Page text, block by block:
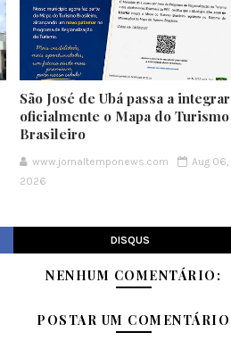
São José de Ubá passa a integrar
oficialmente o Mapa do Turismo
Brasileiro
www.jornaltemponews.com
Aug 06,
2026
DISQUS
NENHUM COMENTÁRIO:
POSTAR UM COMENTÁRIO